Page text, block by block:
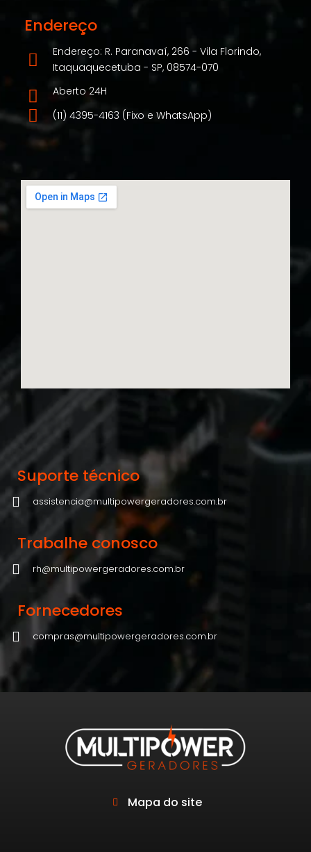
Endereço
Endereço: R. Paranavaí, 266 - Vila Florindo,
Itaquaquecetuba - SP, 08574-070
Aberto 24H
(11) 4395-4163 (Fixo e WhatsApp)
Suporte técnico
assistencia@multipowergeradores.com.br
Trabalhe conosco
rh@multipowergeradores.com.br
Fornecedores
compras@multipowergeradores.com.br
Mapa do site